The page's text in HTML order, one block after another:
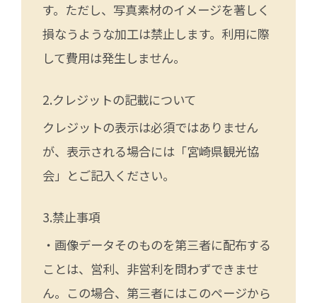
す。ただし、写真素材のイメージを著しく
損なうような加工は禁止します。利用に際
して費用は発生しません。
クレジットの記載について
クレジットの表示は必須ではありません
が、表示される場合には「宮崎県観光協
会」とご記入ください。
禁止事項
・画像データそのものを第三者に配布する
ことは、営利、非営利を問わずできませ
ん。この場合、第三者にはこのページから